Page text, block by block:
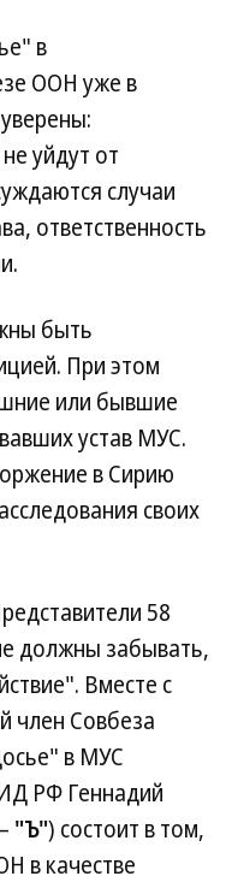
в
ООН уже в
уйдут от
случаи
ответственность
быть
При этом
или бывшие
устав МУС.
в Сирию
своих
58
должны забывать,
Вместе с
член Совбеза
в МУС
РФ Геннадий
"Ъ") состоит в том,
в качестве